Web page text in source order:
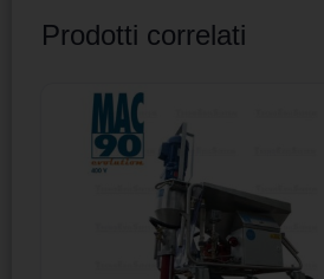
Prodotti correlati